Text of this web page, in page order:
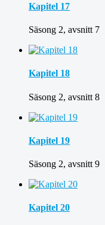
Kapitel 17
Säsong 2, avsnitt 7
Kapitel 18
Säsong 2, avsnitt 8
Kapitel 19
Säsong 2, avsnitt 9
Kapitel 20